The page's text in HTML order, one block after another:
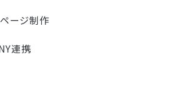
ージ制作
連携